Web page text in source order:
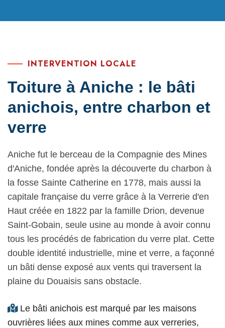
INTERVENTION LOCALE
Toiture à Aniche : le bâti
anichois, entre charbon et
verre
Aniche fut le berceau de la Compagnie des Mines
d'Aniche, fondée après la découverte du charbon à
la fosse Sainte Catherine en 1778, mais aussi la
capitale française du verre grâce à la Verrerie d'en
Haut créée en 1822 par la famille Drion, devenue
Saint-Gobain, seule usine au monde à avoir connu
tous les procédés de fabrication du verre plat. Cette
double identité industrielle, mine et verre, a façonné
un bâti dense exposé aux vents qui traversent la
plaine du Douaisis sans obstacle.
Le bâti anichois est marqué par les maisons
ouvrières liées aux mines comme aux verreries,